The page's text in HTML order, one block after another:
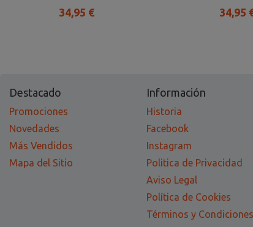
34,95 € 34,95
Destacado
Promociones
Novedades
Más Vendidos
Mapa del Sitio
Información
Historia
Facebook
Instagram
Politica de Privacidad
Aviso Legal
Política de Cookies
Términos y Condiciones